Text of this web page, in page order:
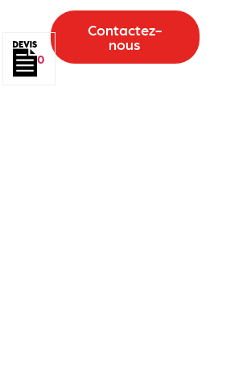
0
Contactez-
nous